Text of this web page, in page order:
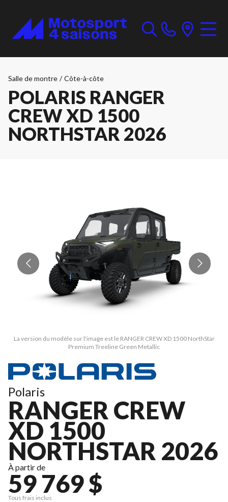
Salle de montre / Côte-à-côte
POLARIS RANGER
CREW XD 1500
NORTHSTAR 2026
La version du modèle sur l'image est le RANGER CREW XD 1500 NorthStar
Premium Treeline Green Metallic
Polaris
RANGER CREW
XD 1500
NORTHSTAR 2026
À partir de
59 769 $
Tous frais inclus